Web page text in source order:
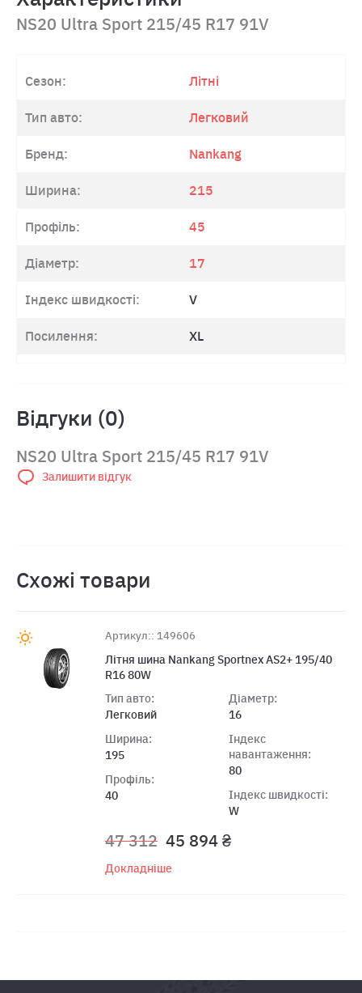
NS20 Ultra Sport 215/45 R17 91V
Сезон: Літні
Тип авто: Легковий
Бренд: Nankang
Ширина: 215
Профіль: 45
Діаметр: 17
Індекс швидкості: V
Посилення: XL
Відгуки (0)
NS20 Ultra Sport 215/45 R17 91V
Залишити відгук
Схожі товари
Артикул:: 149606
Лiтня шина Nankang Sportnex AS2+ 195/40
R16 80W
Тип авто:
Легковий
Ширина:
195
Профіль:
40
Діаметр:
16
Індекс
навантаження:
80
Індекс швидкості:
W
47 312 45 894 ₴
Докладніше